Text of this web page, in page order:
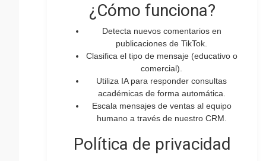
¿Cómo funciona?
Detecta nuevos comentarios en
publicaciones de TikTok.
Clasifica el tipo de mensaje (educativo o
comercial).
Utiliza IA para responder consultas
académicas de forma automática.
Escala mensajes de ventas al equipo
humano a través de nuestro CRM.
Política de privacidad